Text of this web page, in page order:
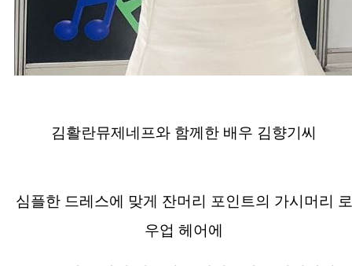
김활란뮤제네프와 함께한 배우 김향기씨
심플한 드레스에 맞게 잔머리 포인트의 가시머리 로
우업 헤어에